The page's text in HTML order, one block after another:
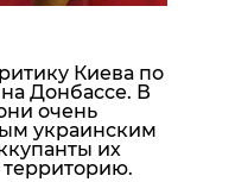
Киева по
Донбассе. В
очень
украинским
их
территорию.